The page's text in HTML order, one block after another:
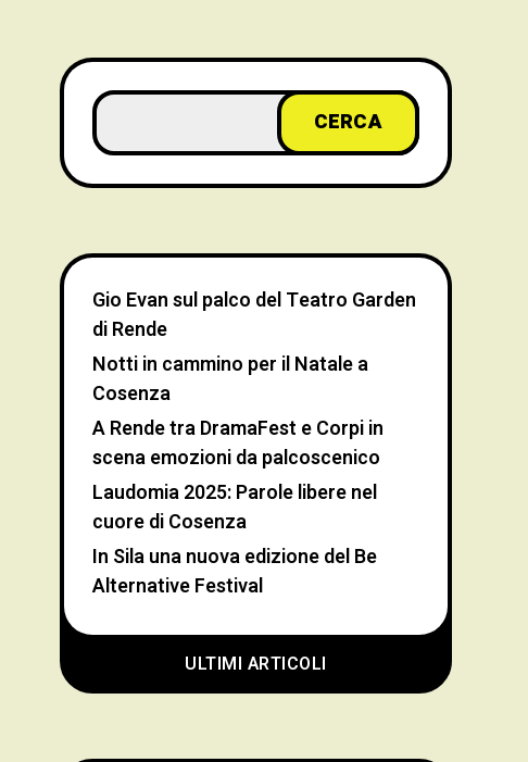
CERCA
ULTIMI ARTICOLI
Gio Evan sul palco del Teatro Garden
di Rende
Notti in cammino per il Natale a
Cosenza
A Rende tra DramaFest e Corpi in
scena emozioni da palcoscenico
Laudomia 2025: Parole libere nel
cuore di Cosenza
In Sila una nuova edizione del Be
Alternative Festival